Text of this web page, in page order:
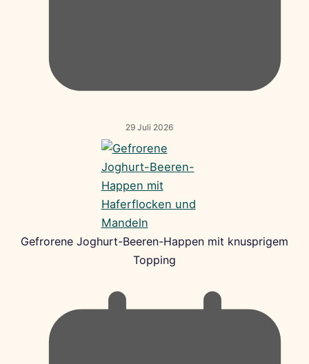
29 Juli 2026
Gefrorene Joghurt-Beeren-Happen mit knusprigem
Topping